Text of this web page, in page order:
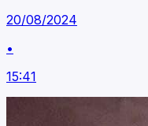
20/08/2024
•
15:41